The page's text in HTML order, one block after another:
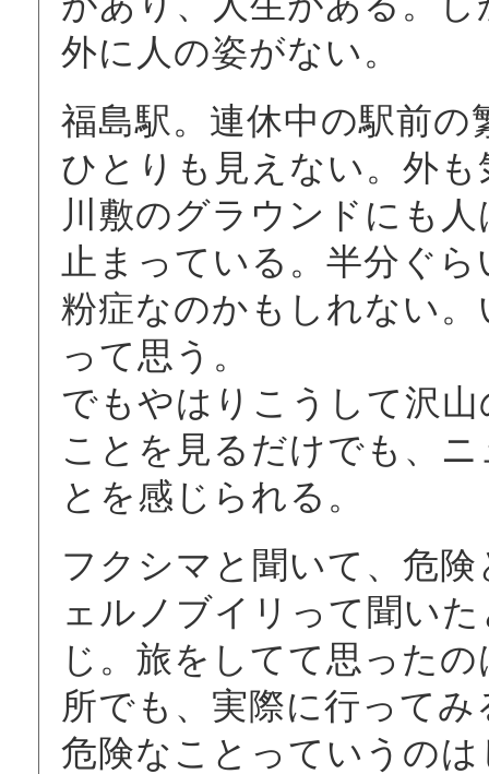
外に人の姿がない。
福島駅。連休中の駅前
ひとりも見えない。外
川敷のグラウンドにも
止まっている。半分ぐ
粉症なのかもしれない
って思う。
でもやはりこうして沢
ことを見るだけでも、
とを感じられる。
フクシマと聞いて、危
ェルノブイリって聞い
じ。旅をしてて思った
所でも、実際に行って
危険なことっていうの